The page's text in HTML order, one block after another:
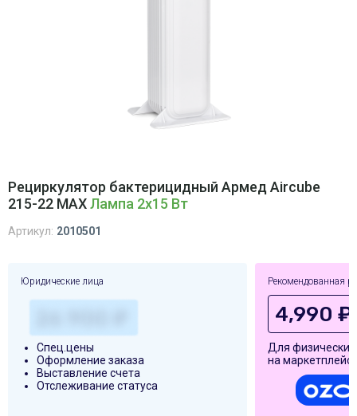
Рециркулятор бактерицидный Армед Aircube
215-22 MAXЛампа 2х15 Вт
Артикул: 2010501
Юридические лица
Спец.цены
Оформление заказа
Выставление счета
Отслеживание статуса
Рекомендованная
4,990 ₽
Для
на